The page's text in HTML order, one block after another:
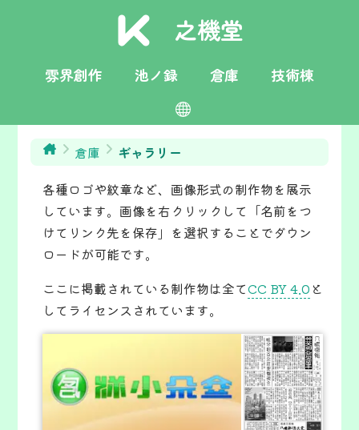
之機堂
雰界創作 池ノ録 倉庫 技術棟
栄言
toki pona
English
倉庫
ギャラリー
各種ロゴや紋章など、画像形式の制作物を展示
しています。画像を右クリックして「名前をつ
けてリンク先を保存」を選択することでダウン
ロードが可能です。
ここに掲載されている制作物は全てCC BY 4.0 と
してライセンスされています。